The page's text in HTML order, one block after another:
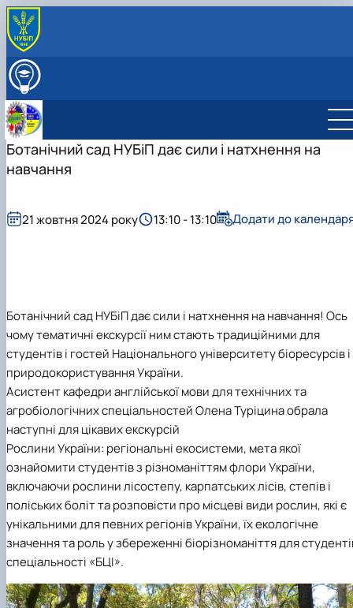
ПРО КАФЕДРУ
Профорієнтаційна робота кафедри
Науково-дослідна лабораторія «Науково-
перекладу»
ОСВІТНІЙ ПРОЦЕС
НАУКОВА РОБОТА
СКЛАД КАФЕДРИ
ГУРТКИ
Студентський науковий гурток "Основи перекладу
фахових текстів"
Ботанічний сад НУБіП дає сили і натхнення на
навчання
Ботанічний сад НУБіП дає сили і натхнення на навчання! Ось
чому тематичні екскурсії ним стають традиційними для
студентів і гостей Національного університету біоресурсів і
природокористування України.
Асистент кафедри англійської мови для технічних та
агробіологічних спеціальностей Олена Туріцина обрала
наступні для цікавих екскурсій
Рослини України: регіональні екосистеми, мета якої
ознайомити студентів з різноманіттям флори України,
включаючи рослини лісостепу, карпатських лісів, степів і
поліських боліт та розповісти про місцеві види рослин, які є
унікальними для певних регіонів України, їх екологічне
значення та роль у збереженні біорізноманіття для
спеціальності «БЦІ».
21 жовтня 2024 року 13:10 - 13:10 Додати до